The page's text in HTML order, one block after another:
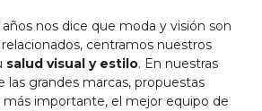
nos dice que moda y visión son
centramos nuestros
salud visual y estilo. En nuestras
grandes marcas, propuestas
más importante, el mejor equipo de